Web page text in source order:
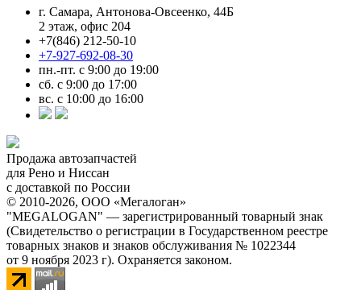
г. Самара, Антонова-Овсеенко, 44Б
2 этаж, офис 204
+7(846) 212-50-10
+7-927-692-08-30
пн.-пт. с 9:00 до 19:00
сб. с 9:00 до 17:00
вс. с 10:00 до 16:00
Продажа автозапчастей
для Рено и Ниссан
с доставкой по России
© 2010-2026, ООО «Мегалоган»
"MEGALOGAN" — зарегистрированный товарный знак
(Свидетельство о регистрации в Государственном реестре
товарных знаков и знаков обслуживания № 1022344
от 9 ноября 2023 г). Охраняется законом.